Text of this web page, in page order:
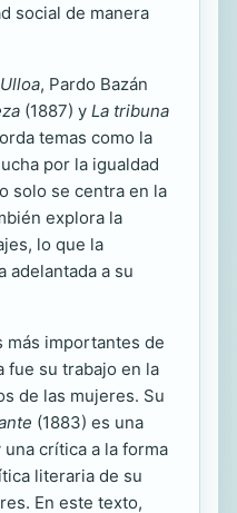
social de manera
, Pardo Bazán
(1887) y La tribuna
temas como la
por la igualdad
solo se centra en la
explora la
lo que la
adelantada a su
más importantes de
fue su trabajo en la
de las mujeres. Su
(1883) es una
crítica a la forma
literaria de su
En este texto,